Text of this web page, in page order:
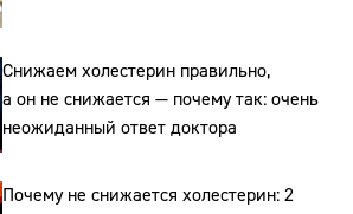
Снижаем холестерин правильно,
а он не снижается — почему так: очень
неожиданный ответ доктора
Почему не снижается холестерин: 2